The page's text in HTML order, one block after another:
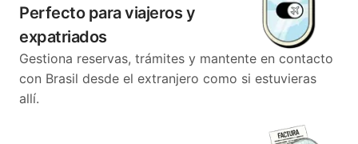
Perfecto para viajeros y
expatriados
Gestiona reservas, trámites y mantente en contacto
con Brasil desde el extranjero como si estuvieras
allí.